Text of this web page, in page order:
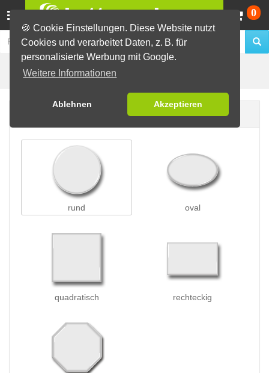
🍪 Cookie Einstellungen. Diese Website nutzt
Cookies und verarbeitet Daten, z. B. für
personalisierte Werbung mit Google.
Weitere Informationen
Ablehnen Akzeptieren
0
Buttons erstellen Nadelbuttons
rund oval
quadratisch rechteckig